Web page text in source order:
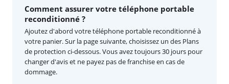
Comment assurer votre téléphone portable
reconditionné ?
Ajoutez d'abord votre téléphone portable reconditionné à
votre panier. Sur la page suivante, choisissez un des Plans
de protection ci-dessous. Vous avez toujours 30 jours pour
changer d'avis et ne payez pas de franchise en cas de
dommage.